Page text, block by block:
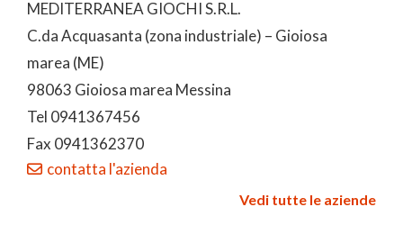
MEDITERRANEA GIOCHI S.R.L.
C.da Acquasanta (zona industriale) – Gioiosa
marea (ME)
98063 Gioiosa marea Messina
Tel 0941367456
Fax 0941362370
contatta l'azienda
Vedi tutte le aziende